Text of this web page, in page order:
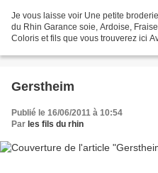
Je vous laisse voir Une petite
du Rhin Garance soie, Ardoise,
Coloris et fils que vous trouverez ici
Gerstheim
Publié le 16/06/2011 à 10:54
Par les fils du rhin